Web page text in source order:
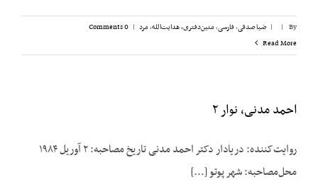
By
|
| ضیا صدقی,فارسی,متین‌دفتری، هدایت‌الله,مرد |
0 Comments
Read More
احمد مدنی، نوار ۲
روایت‌کننده: دریادار دکتر احمد مدنی تاریخ مصاحبه: ۲ آوریل ۱۹۸۴
محل‌مصاحبه: شهر پوتو [...]